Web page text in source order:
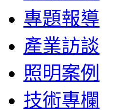
專題報導
產業訪談
照明案例
技術專欄